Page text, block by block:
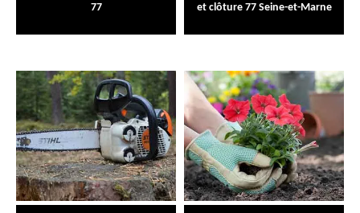
77
et clôture 77 Seine-et-Marne